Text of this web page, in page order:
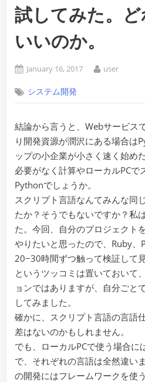
試してみた。
いいのか。
Posted
January 16, 2017 By
user
システム開発
結論から言うと、Webサービス
り開発資源が潤沢にある場合は
ップの小企業が小さく速く始め
必要がなく計算やローカルPCで
Pythonでしょうか。
スクリプト言語なんてみんな同
たか？そうでもないですか？私
た。今回、自分のプロジェクト
やりたいと思ったので、Ruby
20−30時間ずつ触って検証して
というツッコミは置いておいて
ョンではありますが、自分ごと
してみました。
確かに、スクリプト言語の言語
差はないのかもしれません。
でも、ローカルPCで使う場合に
で、それぞれの言語は全然違い
の開発にはフレームワークを使